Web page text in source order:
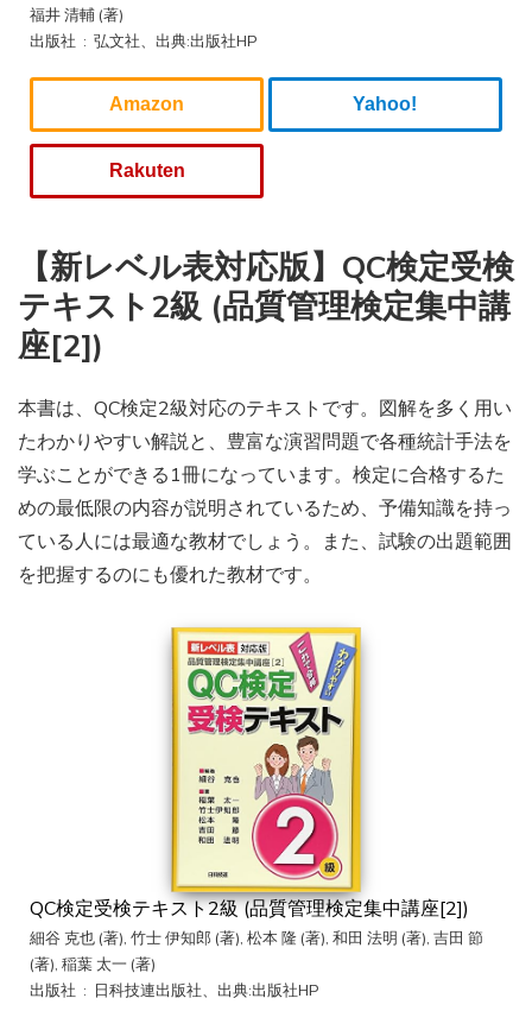
福井 清輔 (著)
出版社 ‏ : ‎ 弘文社、出典:出版社HP
Amazon Yahoo!
Rakuten
【新レベル表対応版】QC検定受検
テキスト2級 (品質管理検定集中講
座[2])
本書は、QC検定2級対応のテキストです。図解を多く用い
たわかりやすい解説と、豊富な演習問題で各種統計手法を
学ぶことができる1冊になっています。検定に合格するた
めの最低限の内容が説明されているため、予備知識を持っ
ている人には最適な教材でしょう。また、試験の出題範囲
を把握するのにも優れた教材です。
QC検定受検テキスト2級 (品質管理検定集中講座[2])
細谷 克也 (著), 竹士 伊知郎 (著), 松本 隆 (著), 和田 法明 (著), 吉田 節
(著), 稲葉 太一 (著)
出版社 ‏ : ‎ 日科技連出版社、出典:出版社HP